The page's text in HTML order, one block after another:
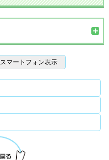
スマートフォン表示